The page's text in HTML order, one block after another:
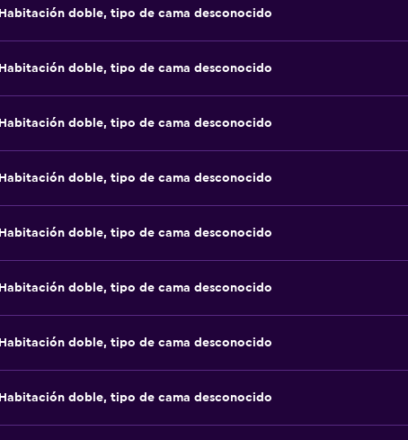
Habitación doble, tipo de cama desconocido
Habitación doble, tipo de cama desconocido
Habitación doble, tipo de cama desconocido
Habitación doble, tipo de cama desconocido
Habitación doble, tipo de cama desconocido
Habitación doble, tipo de cama desconocido
Habitación doble, tipo de cama desconocido
Habitación doble, tipo de cama desconocido